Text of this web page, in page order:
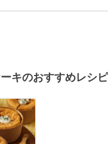
キのおすすめレシピ